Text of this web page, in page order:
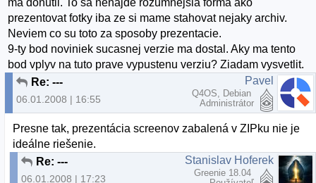
ma donutil. To sa nenajde rozumnejsia forma ako
prezentovat fotky iba ze si mame stahovat nejaky archiv.
Neviem co su toto za sposoby prezentacie.
9-ty bod noviniek sucasnej verzie ma dostal. Aky ma tento
bod vplyv na tuto prave vypustenu verziu? Ziadam vysvetlit.
Re: ---
06.01.2008 | 16:55
Pavel
Q4OS, Debian
Administrátor
Presne tak, prezentácia screenov zabalená v ZIPku nie je
ideálne riešenie.
Re: ---
06.01.2008 | 17:23
Stanislav Hoferek
Greenie 18.04